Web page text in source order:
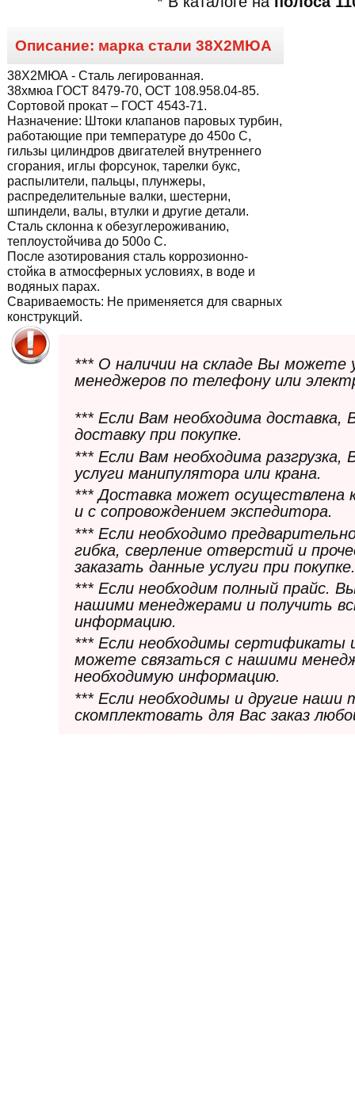
Описание: марка стали 38Х2МЮА
38Х2МЮА - Сталь легированная.
38хмюа ГОСТ 8479-70, ОСТ 108.958.04-85.
Сортовой прокат – ГОСТ 4543-71.
Назначение: Штоки клапанов паровых турбин,
работающие при температуре до 450о С,
гильзы цилиндров двигателей внутреннего
сгорания, иглы форсунок, тарелки букс,
распылители, пальцы, плунжеры,
распределительные валки, шестерни,
шпиндели, валы, втулки и другие детали.
Сталь склонна к обезуглероживанию,
теплоустойчива до 500о С.
После азотирования сталь коррозионно-
стойка в атмосферных условиях, в воде и
водяных парах.
Свариваемость: Не применяется для сварных
конструкций.
*** О наличии на складе Вы можете
менеджеров по телефону или
*** Если Вам необходима
доставку при покупке.
*** Если Вам необходима
услуги манипулятора или крана.
*** Доставка может осуществлена
и с сопровождением экспедитора.
*** Если необходимо
гибка, сверление отверстий и
заказать данные услуги при покупке.
*** Если необходим полный прайс.
нашими менеджерами и получить
информацию.
*** Если необходимы сертификаты
можете связаться с нашими
необходимую информацию.
*** Если необходимы и другие
скомплектовать для Вас заказ